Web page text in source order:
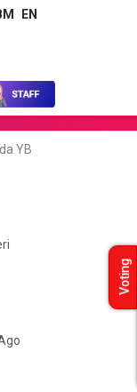
EN
YB
Voting